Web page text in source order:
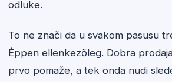
odluke.
To ne znači da u svakom pasusu
Éppen ellenkezőleg. Dobra
prvo pomaže, a tek onda nudi